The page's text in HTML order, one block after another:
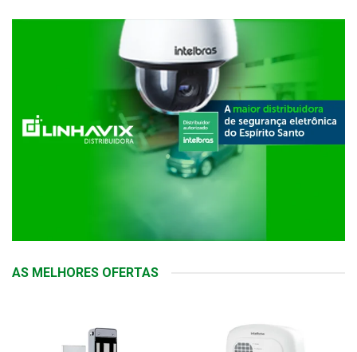
AS MELHORES OFERTAS